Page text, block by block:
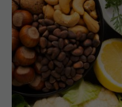
10 semne că te afli în
03 mar 2026, 17:21